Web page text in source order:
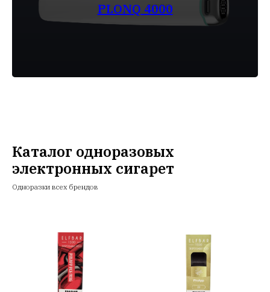
PLONQ 4000
Каталог одноразовых
электронных сигарет
Одноразки всех брендов